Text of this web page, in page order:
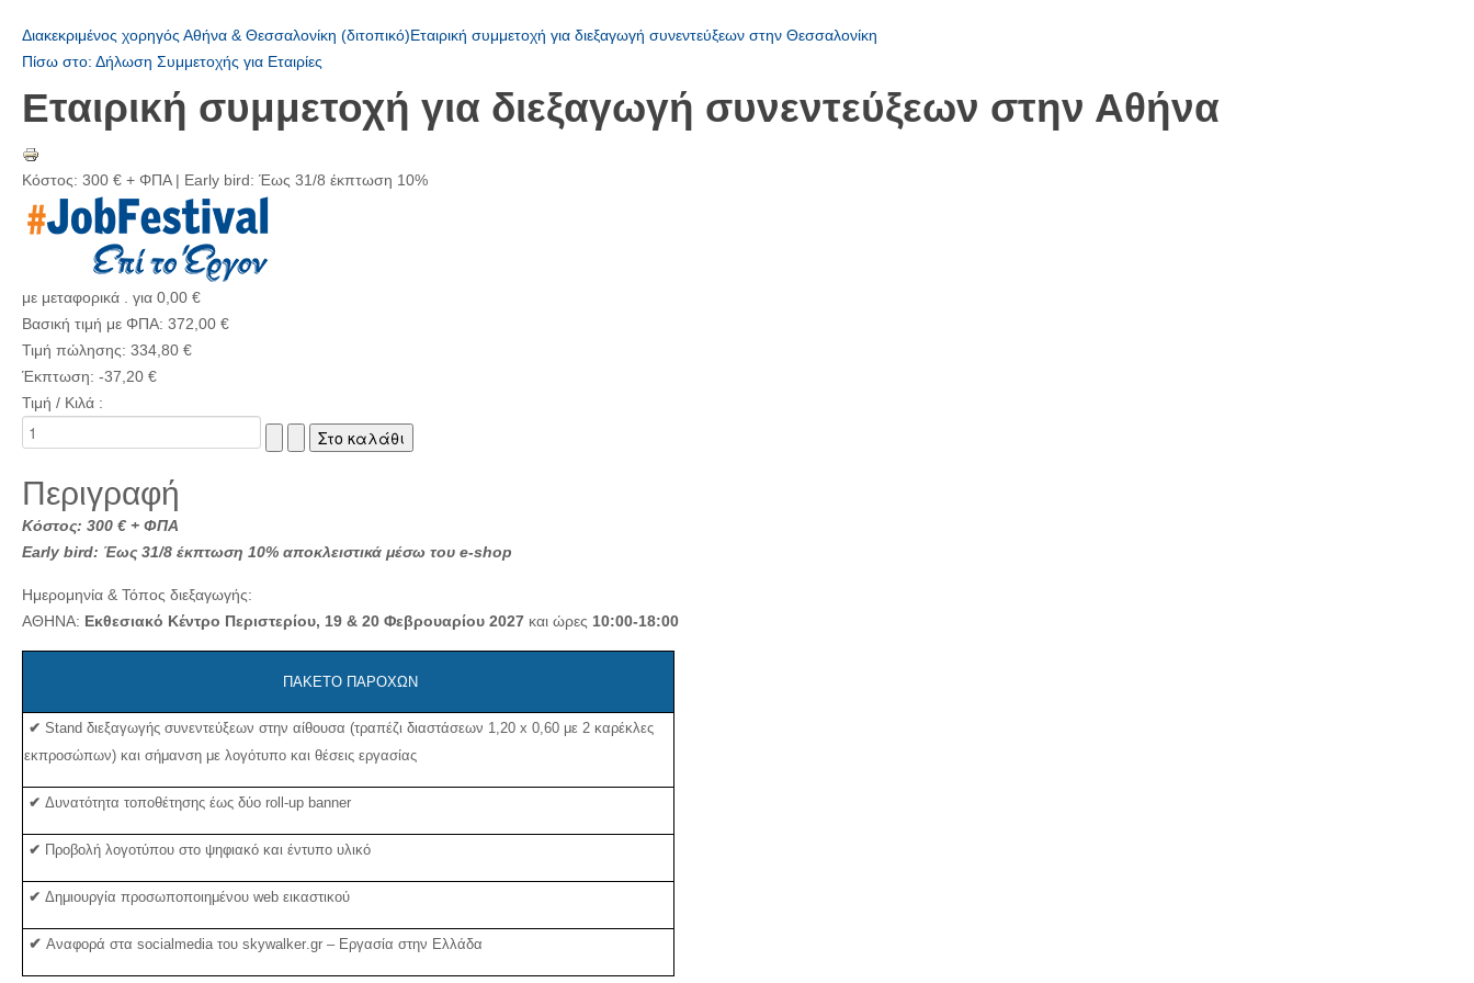
Διακεκριμένος χορηγός Αθήνα & Θεσσαλονίκη (διτοπικό)Εταιρική συμμετοχή για διεξαγωγή συνεντεύξεων στην Θεσσαλονίκη
Πίσω στο: Δήλωση Συμμετοχής για Εταιρίες
Εταιρική συμμετοχή για διεξαγωγή συνεντεύξεων στην Αθήνα
Κόστος: 300 € + ΦΠΑ | Early bird: Έως 31/8 έκπτωση 10%
με μεταφορικά . για 0,00 €
Βασική τιμή με ΦΠΑ: 372,00 €
Τιμή πώλησης: 334,80 €
Έκπτωση: -37,20 €
Τιμή / Κιλά :
Περιγραφή
Κόστος: 300 € + ΦΠΑ
Early bird: Έως 31/8 έκπτωση 10% αποκλειστικά μέσω του e-shop
Ημερομηνία & Τόπος διεξαγωγής:
ΑΘΗΝΑ: Εκθεσιακό Κέντρο Περιστερίου, 19 & 20 Φεβρουαρίου 2027 και ώρες 10:00-18:00
ΠΑΚΕΤΟ ΠΑΡΟΧΩΝ
✔ Stand διεξαγωγής συνεντεύξεων στην αίθουσα (τραπέζι διαστάσεων 1,20 x 0,60 με 2 καρέκλες
εκπροσώπων) και σήμανση με λογότυπο και θέσεις εργασίας
✔ Δυνατότητα τοποθέτησης έως δύο roll -up banner
✔ Προβολή λογοτύπου στο ψηφιακό και έντυπο υλικό
✔ Δημιουργία προσωποποιημένου web εικαστικού
✔ Αναφορά στα social mediaτου skywalker.gr – Εργασία στην Ελλάδα